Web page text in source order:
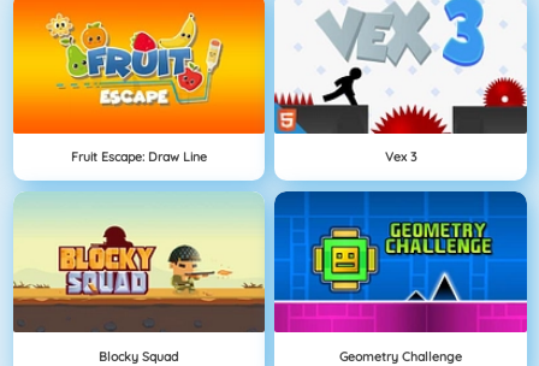
Fruit Escape: Draw Line Vex 3
Blocky Squad Geometry Challenge